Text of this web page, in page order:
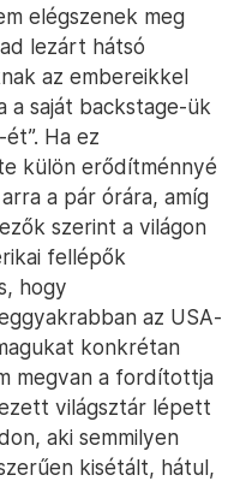
elégszenek meg
lezárt hátsó
az embereikkel
a saját backstage-ük
Ha ez
külön erődítménnyé
a pár órára, amíg
szerint a világon
fellépők
hogy
az USA-
konkrétan
megvan a fordítottja
világsztár lépett
aki semmilyen
kisétált, hátul,